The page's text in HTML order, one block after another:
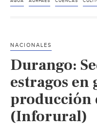
NACIONALES
Durango:
estragos en
producción
(Inforural)